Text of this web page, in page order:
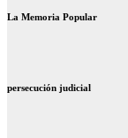
La Memoria Popular
persecución judicial